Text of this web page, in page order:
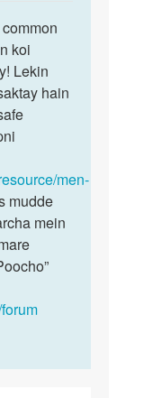
koi
Lekin
hain
men-
mudde
mein